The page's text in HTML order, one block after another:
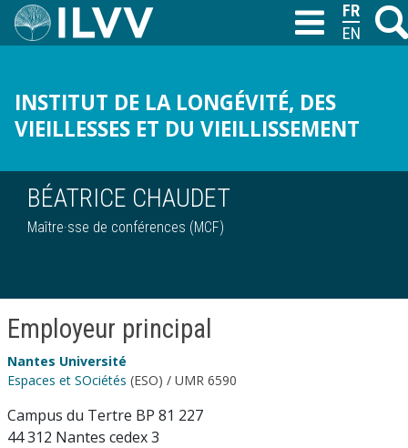
Aller
au
M
INSTITUT DE LA LONGÉVITÉ, DES
VIEILLESSES ET DU VIEILLISSEMENT
T
BÉATRICE CHAUDET
Maître·sse de conférences (MCF)
Employeur principal
Nantes Université
Espaces et SOciétés (ESO) / UMR 6590
Campus du Tertre BP 81 227
44 312 Nantes cedex 3
ENGLISH